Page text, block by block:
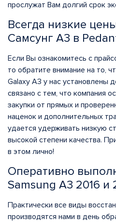
прослужат Вам долгий срок
Всегда низкие
Самсунг А3 в
Если Вы ознакомитесь с
то обратите внимание на то,
Galaxy A3 у нас установлены
связано с тем, что компания
закупки от прямых и
наценок и дополнительных
удается удерживать низкую
высокой степени качества.
в этом лично!
Оперативно
Samsung A3 2016 и
Практически все виды
производятся нами в день